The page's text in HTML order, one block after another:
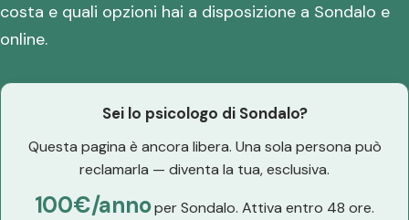
costa e quali opzioni hai a disposizione a Sondalo e
online.
Sei lo psicologo di Sondalo?
Questa pagina è ancora libera. Una sola persona può
reclamarla — diventa la tua, esclusiva.
100€/annoper Sondalo. Attiva entro 48 ore.